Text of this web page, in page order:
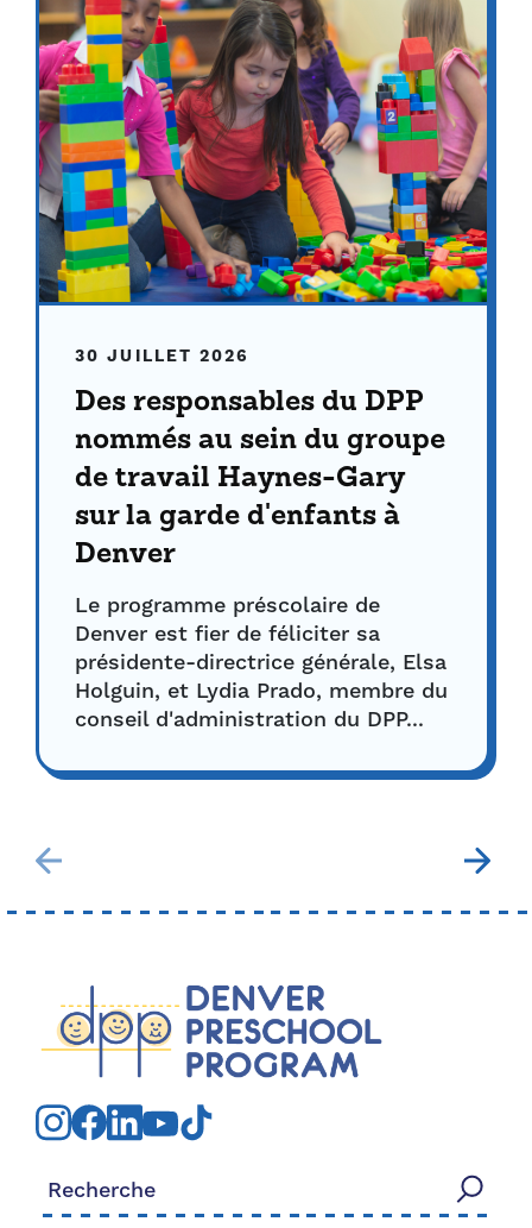
30 JUILLET 2026
Des responsables du DPP
nommés au sein du groupe
de travail Haynes-Gary
sur la garde d'enfants à
Denver
Le programme préscolaire de
Denver est fier de féliciter sa
présidente-directrice générale, Elsa
Holguin, et Lydia Prado, membre du
conseil d'administration du DPP...
Rechercher: